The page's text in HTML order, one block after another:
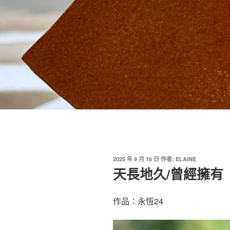
發
佈
於
2025 年 9 月 16 日 作者: ELAINE
天長地久/曾經擁有
作品：永恆24